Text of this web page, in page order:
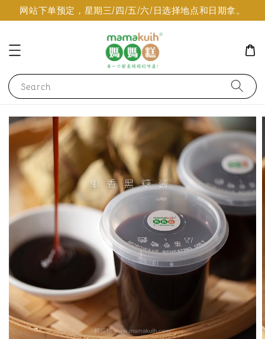
网站下单预定，星期三/四/五/六/日选择地点和日期拿。
Search